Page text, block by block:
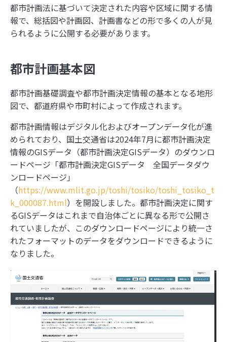
日本の住所の課題を識者が語る「うわっ…日本の
住所表記、ヤバすぎ？解決策をダラダラ語る会」
イベントレポート
事なのは「地域の多様性」
【ジオ用語解説】ベクトルタイル
内閣府とGeolonia、「地理空間データ連携基盤
に関する勉強会」を開催
ジオ業界の動向をまとめてチェック！ジオ専業ラ
イター片岡氏が選ぶ「ジオ界 10大ニュース
2024」を発表
1
実際の大きさはこんなに違う！『The True Size
Of …』で世界の国を比較しよう
2
あの飛行機は何？「Flightradar24」で頭上の飛
行機を調べてみよう
写真を都道府県の形で切り取って旅の思い出を残
せる「旅行思い出マップ」
都市計画法に基づいて決定された内容や区域に関する情
報で、総括図や計画図、計画書などの形で多くの人が見
られるように公開する必要があります。
都市計画基本図
都市計画基礎調査や都市計画決定情報の基本となる地形
図で、都道府県や市町村によって作成されます。
都市計画情報はデジタル化およびオープンデータ化が進
められており、国土交通省は2024年7月に都市計画決定
情報のGISデータ（都市計画決定GISデータ）のダウンロ
ードページ「都市計画決定GISデータ 全国データダウ
ンロードページ」
（https://www.mlit.go.jp/toshi/tosiko/toshi_tosiko_t
k_000087.html）を開設しました。都市計画決定に関す
るGISデータはこれまで自治体ごとに異なる形で公開さ
れていましたが、このダウンロードページにより統一さ
れたフォーマットのデータをダウンロードできるように
なりました。